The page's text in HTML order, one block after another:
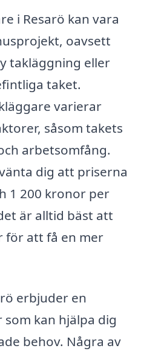
i Resarö kan vara
oavsett
takläggning eller
taket.
varierar
såsom takets
arbetsomfång.
dig att priserna
1 200 kronor per
är alltid bäst att
för att få en mer
erbjuder en
kan hjälpa dig
behov. Några av